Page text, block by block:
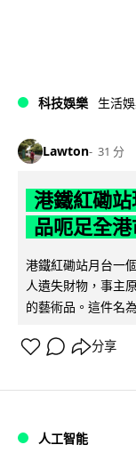
科技娛樂 生活
Lawton 31 分
港鐵紅磡
品呃足全
港鐵紅磡站月台一
人遺失財物，事主
的藝術品。這件名
分享
人工智能